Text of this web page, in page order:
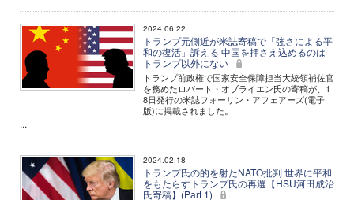
2024.06.22
トランプ元側近が米誌寄稿で「強さによる平
和の復活」訴える 中国を押さえ込めるのは
トランプ以外にない
トランプ前政権で国家安全保障担当大統領補佐官
を務めたロバート・オブライエン氏の寄稿が、1
8日発行の米誌フォーリン・アフェアーズ(電子
版)に掲載されました。
...
2024.02.18
トランプ氏の的を射たNATO批判 世界に平和
をもたらすトランプ氏の再選【HSU河田成治
氏寄稿】(Part 1)